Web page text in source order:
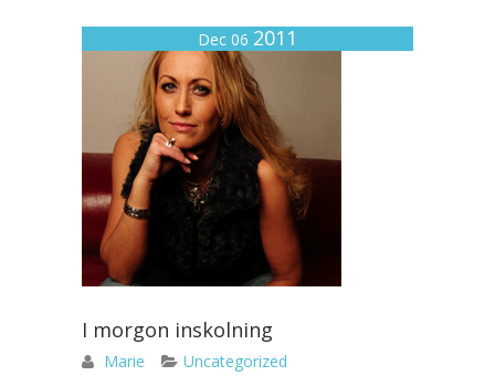
Dec 06 2011
I morgon inskolning
Marie Uncategorized